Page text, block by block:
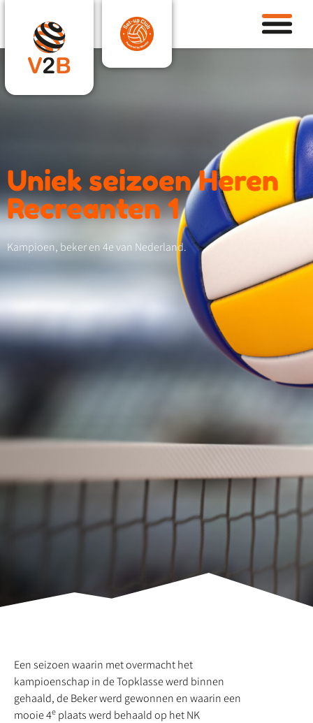
Uniek seizoen Heren
Recreanten 1
Kampioen, beker en 4e van Nederland.
Een seizoen waarin met overmacht het
kampioenschap in de Topklasse werd binnen
gehaald, de Beker werd gewonnen en waarin een
mooie 4e plaats werd behaald op het NK